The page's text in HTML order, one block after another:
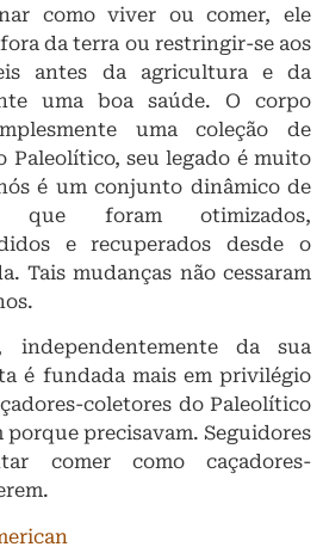
como viver ou comer, ele
da terra ou restringir-se aos
antes da agricultura e da
uma boa saúde. O corpo
uma coleção de
Paleolítico, seu legado é muito
é um conjunto dinâmico de
que foram otimizados,
e recuperados desde o
Tais mudanças não cessaram
independentemente da sua
é fundada mais em privilégio
coletores do Paleolítico
porque precisavam. Seguidores
comer como caçadores-